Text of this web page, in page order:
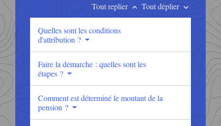
Tout replierkeyboard_arrow_up Tout déplierkeyboard_arrow_down
Quelles sont les conditions
d'attribution ?
Faire la démarche : quelles sont les
étapes ?
Comment est déterminé le montant de la
pension ?